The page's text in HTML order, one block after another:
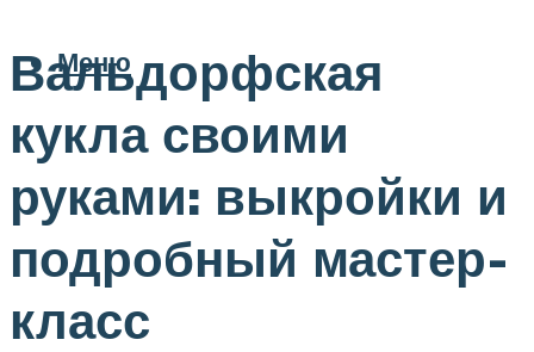
Меню
Вальдорфская
кукла своими
руками: выкройки и
подробный мастер-
класс